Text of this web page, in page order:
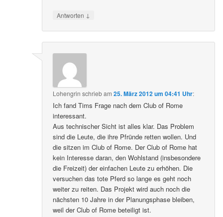
Antworten ↓
Lohengrin schriebam25. März 2012 um 04:41 Uhr:
Ich fand Tims Frage nach dem Club of Rome
interessant.
Aus technischer Sicht ist alles klar. Das Problem
sind die Leute, die ihre Pfründe retten wollen. Und
die sitzen im Club of Rome. Der Club of Rome hat
kein Interesse daran, den Wohlstand (insbesondere
die Freizeit) der einfachen Leute zu erhöhen. Die
versuchen das tote Pferd so lange es geht noch
weiter zu reiten. Das Projekt wird auch noch die
nächsten 10 Jahre in der Planungsphase bleiben,
weil der Club of Rome beteiligt ist.